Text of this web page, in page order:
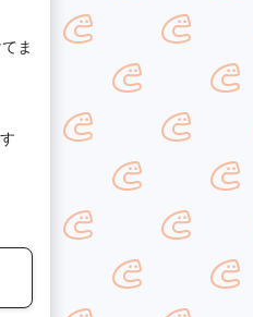
ま